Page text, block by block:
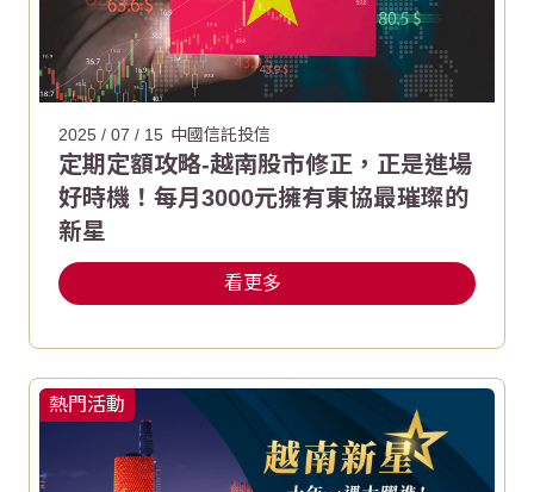
2025 / 07 / 15 中國信託投信
定期定額攻略-越南股市修正，正是進場
好時機！每月3000元擁有東協最璀璨的
新星
看更多
熱門活動